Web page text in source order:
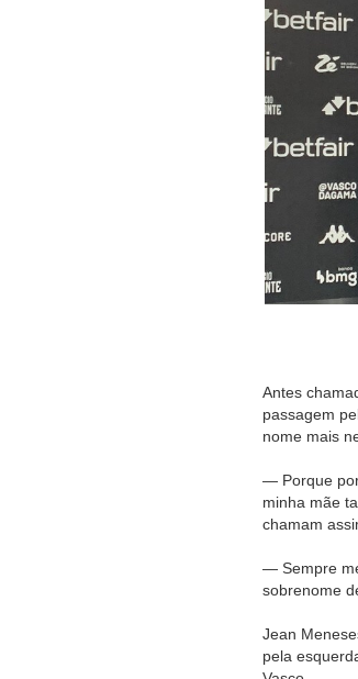
Antes
passagem
nome mais
— Porque
minha mãe
chamam
— Sempre
sobrenome
Jean
pela